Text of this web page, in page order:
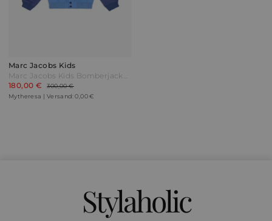
Marc Jacobs Kids
Marc Jacobs Kids Bomberjacke mit Leder Blau
180,00 €
300,00 €
Mytheresa | Versand: 0,00 €
Stylaholic